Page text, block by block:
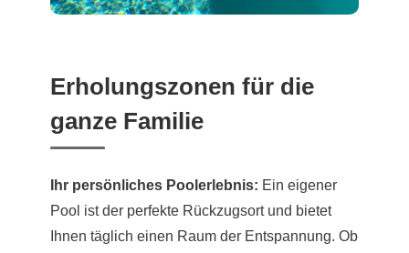
Erholungszonen für die
ganze Familie
Ihr persönliches Poolerlebnis: Ein eigener
Pool ist der perfekte Rückzugsort und bietet
Ihnen täglich einen Raum der Entspannung. Ob